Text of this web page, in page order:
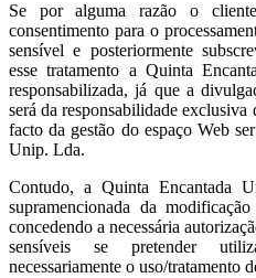
Se por alguma razão o
consentimento para o
sensível e posteriormente
esse tratamento a Quinta
responsabilizada, já que a
será da responsabilidade
facto da gestão do espaço Web
Unip. Lda.
Contudo, a Quinta Encantada
supramencionada da
concedendo a necessária
sensíveis se pretender
necessariamente o uso/tratamento